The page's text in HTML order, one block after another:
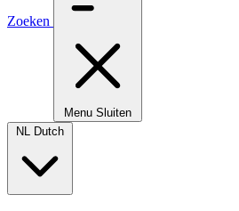
Zoeken
Menu Sluiten
NL Dutch